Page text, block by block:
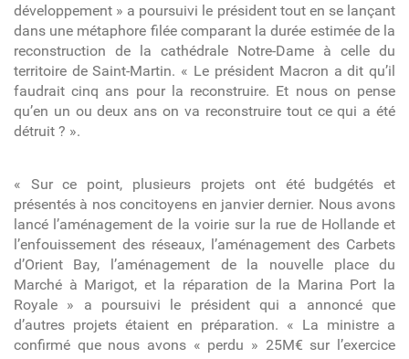
développement » a poursuivi le président tout en se lançant
dans une métaphore filée comparant la durée estimée de la
reconstruction de la cathédrale Notre-Dame à celle du
territoire de Saint-Martin. « Le président Macron a dit qu’il
faudrait cinq ans pour la reconstruire. Et nous on pense
qu’en un ou deux ans on va reconstruire tout ce qui a été
détruit ? ».
« Sur ce point, plusieurs projets ont été budgétés et
présentés à nos concitoyens en janvier dernier. Nous avons
lancé l’aménagement de la voirie sur la rue de Hollande et
l’enfouissement des réseaux, l’aménagement des Carbets
d’Orient Bay, l’aménagement de la nouvelle place du
Marché à Marigot,et la réparation de la Marina Port la
Royale » a poursuivi le président qui a annoncé que
d’autres projets étaient en préparation. « La ministre a
confirmé que nous avons « perdu » 25M€ sur l’exercice